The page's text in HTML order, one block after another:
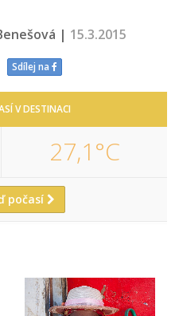
| 15.3.2015
Sdílej na
V DESTINACI
27,1°C
počasí